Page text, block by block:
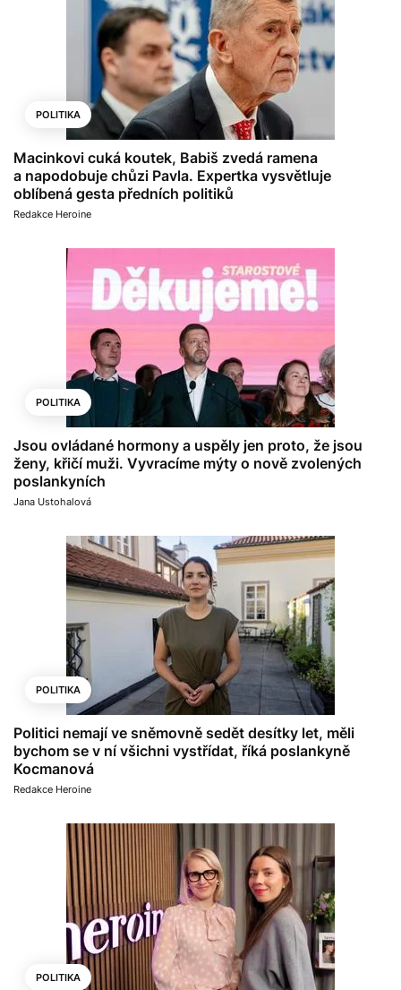
POLITIKA
Macinkovi cuká koutek, Babiš zvedá ramena
a napodobuje chůzi Pavla. Expertka vysvětluje
oblíbená gesta předních politiků
Redakce Heroine
POLITIKA
Jsou ovládané hormony a uspěly jen proto, že jsou
ženy, křičí muži. Vyvracíme mýty o nově zvolených
poslankyních
Jana Ustohalová
POLITIKA
Politici nemají ve sněmovně sedět desítky let, měli
bychom se v ní všichni vystřídat, říká poslankyně
Kocmanová
Redakce Heroine
POLITIKA